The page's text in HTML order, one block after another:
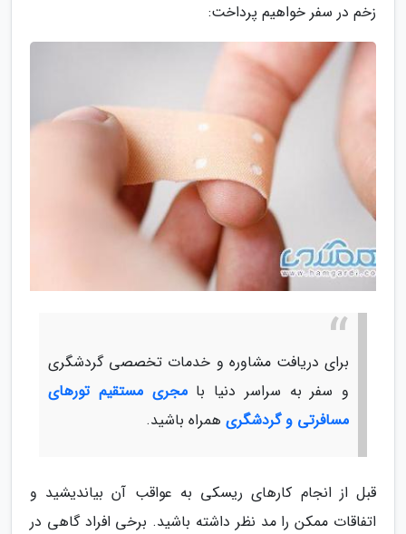
زخم در سفر خواهیم پرداخت:
برای دریافت مشاوره و خدمات تخصصی گردشگری
و سفر به سراسر دنیا بامجری مستقیم تورهای
مسافرتی و گردشگری همراه باشید.
قبل از انجام کارهای ریسکی به عواقب آن بیاندیشید و
اتفاقات ممکن را مد نظر داشته باشید. برخی افراد گاهی در